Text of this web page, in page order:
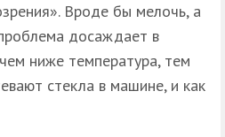
Вроде бы мелочь, а
досаждает в
ниже температура, тем
стекла в машине, и как